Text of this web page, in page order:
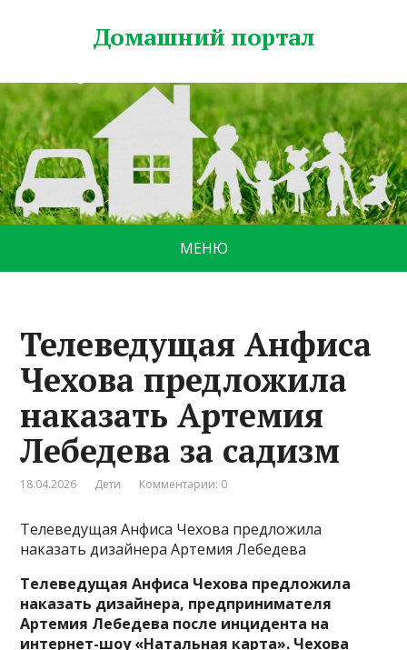
Домашний портал
МЕНЮ
Телеведущая Анфиса
Чехова предложила
наказать Артемия
Лебедева за садизм
18.04.2026 Дети Комментарии: 0
Телеведущая Анфиса Чехова предложила
наказать дизайнера Артемия Лебедева
Телеведущая Анфиса Чехова предложила
наказать дизайнера, предпринимателя
Артемия Лебедева после инцидента на
интернет-шоу «Натальная карта». Чехова